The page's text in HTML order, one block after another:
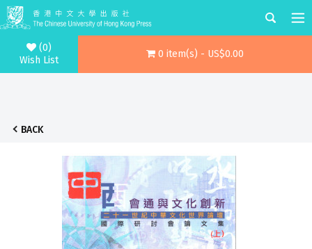
(0)
Wish List
0 item(s) - US$0.00
BACK